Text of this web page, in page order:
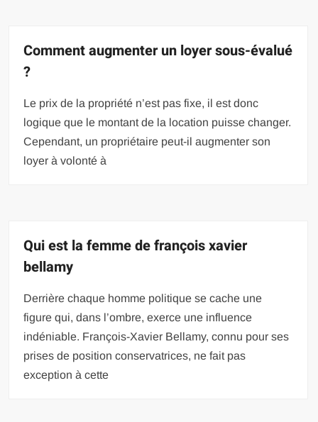
Comment augmenter un loyer sous-évalué
?
Le prix de la propriété n’est pas fixe, il est donc
logique que le montant de la location puisse changer.
Cependant, un propriétaire peut-il augmenter son
loyer à volonté à
Qui est la femme de françois xavier
bellamy
Derrière chaque homme politique se cache une
figure qui, dans l’ombre, exerce une influence
indéniable. François-Xavier Bellamy, connu pour ses
prises de position conservatrices, ne fait pas
exception à cette